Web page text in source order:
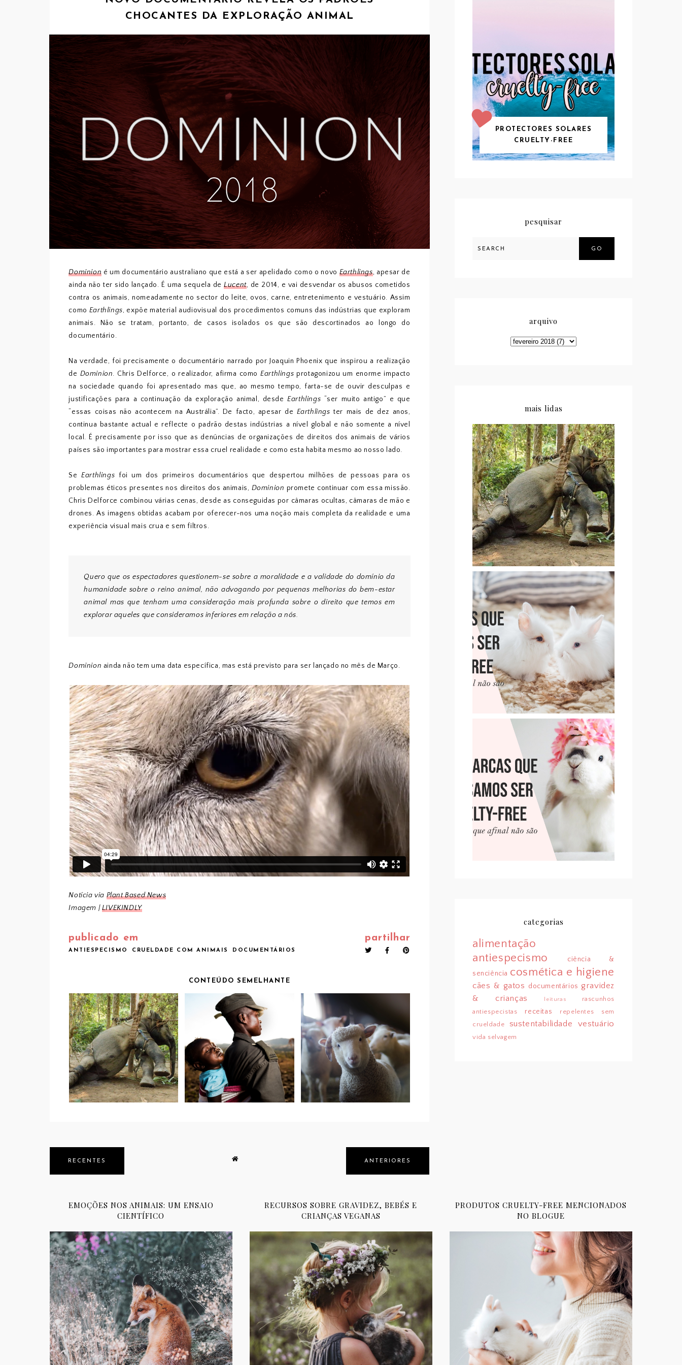
CHOCANTES DA EXPLORAÇÃO ANIMAL
Dominion é um documentário australiano que está a ser apelidado como o novo Earthlings, apesar de
ainda não ter sido lançado. É uma sequela deLucent, de 2014, e vai desvendar os abusos cometidos
contra os animais, nomeadamente no sector do leite, ovos, carne, entretenimento e vestuário. Assim
como Earthlings, expõe material audiovisual dos procedimentos comuns das indústrias que exploram
animais. Não se tratam, portanto, de casos isolados os que são descortinados ao longo do
documentário.
Na verdade, foi precisamente o documentário narrado por Joaquin Phoenix que inspirou a realização
de Dominion. Chris Delforce, o realizador, afirma comoEarthlings protagonizou um enorme impacto
na sociedade quando foi apresentado mas que, ao mesmo tempo, farta-se de ouvir desculpas e
justificações para a continuação da exploração animal, desdeEarthlings “ser muito antigo” e que
“essas coisas não acontecem na Austrália”. De facto, apesar de Earthlings ter mais de dez anos,
continua bastante actual e reflecte o padrão destas indústrias a nível global e não somente a nível
local. É precisamente por isso que as denúncias de organizações de direitos dos animais de vários
países são importantes para mostrar essa cruel realidade e como esta habita mesmo ao nosso lado.
SeEarthlings foi um dos primeiros documentários que despertou milhões de pessoas para os
problemas éticos presentes nos direitos dos animais, Dominion promete continuar com essa missão.
Chris Delforce combinou várias cenas, desde as conseguidas por câmaras ocultas, câmaras de mão e
drones. As imagens obtidas acabam por oferecer-nos uma noção mais completa da realidade e uma
experiência visual mais crua e sem filtros.
Quero que os espectadores questionem-se sobre a moralidade e a validade do domínio da
humanidade sobre o reino animal, não advogando por pequenas melhorias do bem-estar
animal mas que tenham uma consideração mais profunda sobre o direito que temos em
explorar aqueles que consideramos inferiores em relação a nós.
Dominion ainda não tem uma data específica, mas está previsto para ser lançado no mês de Março.
Notícia via Plant Based News
Imagem |LIVEKINDLY
publicado em
ANTIESPECISMO CRUELDADE COM ANIMAIS DOCUMENTÁRIOS
partilhar
CONTEÚDO SEMELHANTE
CARTA ABERTA DE UM
ACTIVISTA AOS
TURISTAS QUE
PASSEIAM EM
ELEFANTES
AKASHINGA: AS
MULHERES QUE
LUTAM CONTRA A
CAÇA FURTIVA EM
ÁFRICA
TRABALHADORES
APANHADOS A
AGREDIR OVELHAS
EM FAZENDAS
INGLESAS E
ESCOCESAS
RECENTES ANTERIORES
PROTECTORES SOLARES
CRUELTY-FREE
pesquisar
GO
arquivo
mais lidas
CARTA ABERTA DE UM
ACTIVISTA AOS TURISTAS
QUE PASSEIAM EM
ELEFANTES
13 MARCAS QUE PENSAMOS
SER CRUELTY-FREE, MAS
QUE NÃO SÃO
10 MARCAS QUE PENSAMOS
SER CRUELTY-FREE, MAS
QUE NÃO SÃO (PT. 2)
categorias
alimentação
antiespecismo
ciência &
senciência cosmética e higiene
cães & gatos documentários gravidez
& crianças
leituras
rascunhos
antiespecistas
receitas
repelentes sem
crueldade
sustentabilidade vestuário
vida selvagem
EMOÇÕES NOS ANIMAIS: UM ENSAIO
CIENTÍFICO
RECURSOS SOBRE GRAVIDEZ, BEBÉS E
CRIANÇAS VEGANAS
PRODUTOS CRUELTY-FREE MENCIONADOS
NO BLOGUE